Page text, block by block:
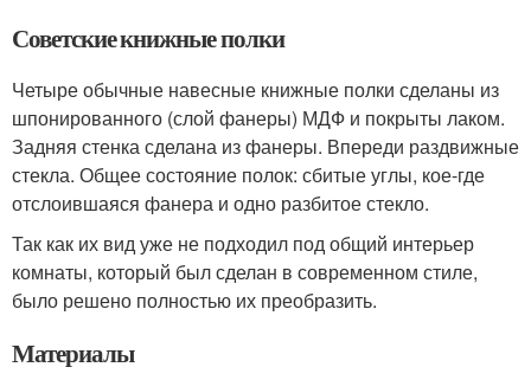
Советские книжные полки
Четыре обычные навесные книжные полки сделаны из
шпонированного (слой фанеры) МДФ и покрыты лаком.
Задняя стенка сделана из фанеры. Впереди раздвижные
стекла. Общее состояние полок: сбитые углы, кое-где
отслоившаяся фанера и одно разбитое стекло.
Так как их вид уже не подходил под общий интерьер
комнаты, который был сделан в современном стиле,
было решено полностью их преобразить.
Материалы